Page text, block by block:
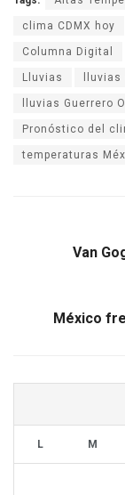
clima CDMX hoy
Columna Digital
Lluvias
lluvias Guerrero
Pronóstico del
temperaturas
Van
México
L M